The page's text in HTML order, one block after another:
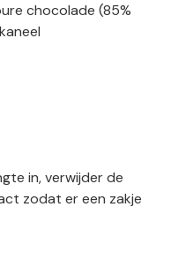
chocolade (85%
in, verwijder de
zodat er een zakje